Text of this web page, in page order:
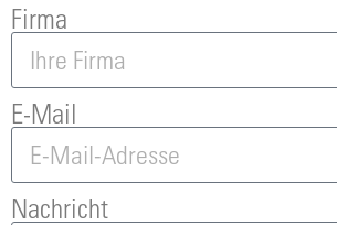
Firma
E-Mail
Nachricht